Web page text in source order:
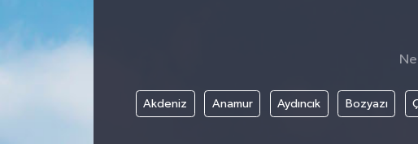
Akdeniz Anamur Aydıncık Bozyazı